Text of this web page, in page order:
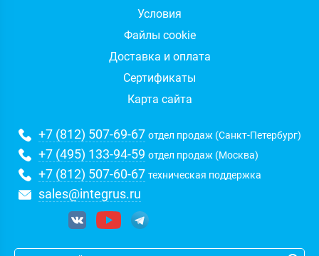
Условия
Файлы cookie
Доставка и оплата
Сертификаты
Карта сайта
+7 (812) 507-69-67 отдел продаж (Санкт-Петербург)
+7 (495) 133-94-59 отдел продаж (Москва)
+7 (812) 507-60-67 техническая поддержка
sales@integrus.ru